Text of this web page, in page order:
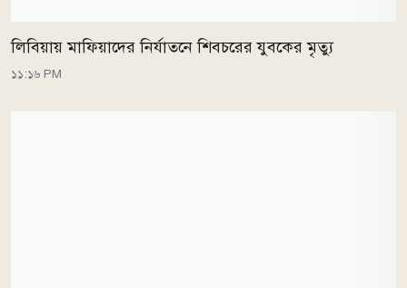
লিবিয়ায় মাফিয়াদের নির্যাতনে শিবচরের যুবকের মৃত্যু
১১:১৬ PM